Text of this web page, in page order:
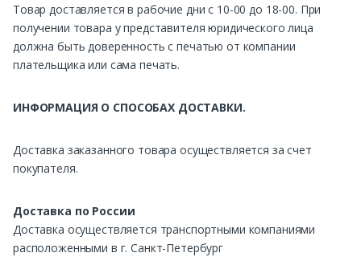
Товар доставляется в рабочие дни с 10-00 до 18-00. При
получении товара у представителя юридического лица
должна быть доверенность с печатью от компании
плательщика или сама печать.
ИНФОРМАЦИЯ О СПОСОБАХ ДОСТАВКИ.
Доставка заказанного товара осуществляется за счет
покупателя.
Доставка по России
Доставка осуществляется транспортными компаниями
расположенными в г. Санкт-Петербург